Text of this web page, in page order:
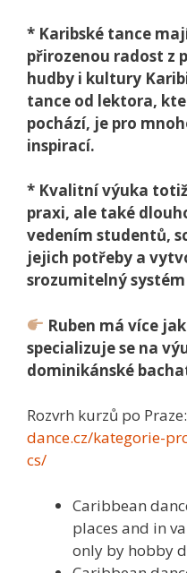
* Karibské tance
přirozenou radost z
hudby i kultury
tance od lektora,
pochází, je pro
inspirací.
* Kvalitní výuka
praxi, ale také
vedením studentů,
jejich potřeby a
srozumitelný
Ruben má více
specializuje se na
dominikánské
Rozvrh kurzů po Praze:
dance.cz/kategorie-
cs/
Caribbean
places and in
only by hobby